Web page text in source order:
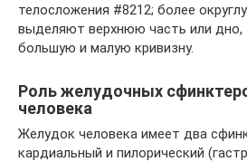
телосложения #8212; более
выделяют верхнюю часть или дно,
большую и малую кривизну.
Роль желудочных
человека
Желудок человека имеет два
кардиальный и пилорический